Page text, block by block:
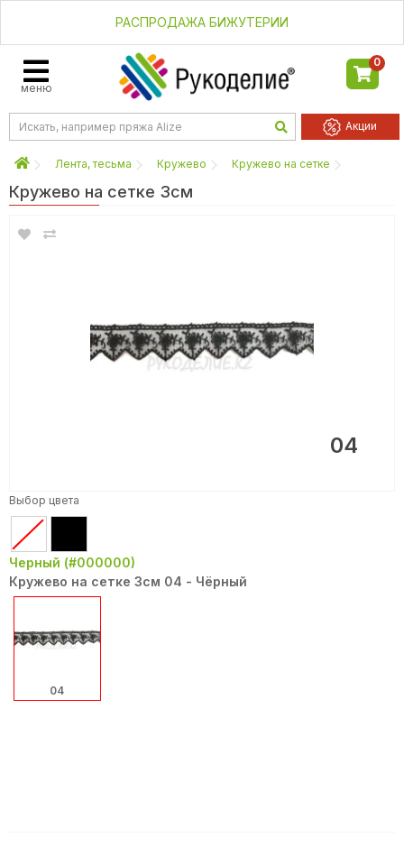
РАСПРОДАЖА БИЖУТЕРИИ
меню
0
Акции
Лента, тесьма Кружево Кружево на сетке
Кружево на сетке 3см
04
Выбор цвета
Черный (#000000)
Кружево на сетке 3см 04 - Чёрный
04